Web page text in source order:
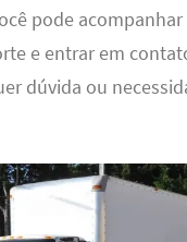
pode
e entrar em
dúvida ou